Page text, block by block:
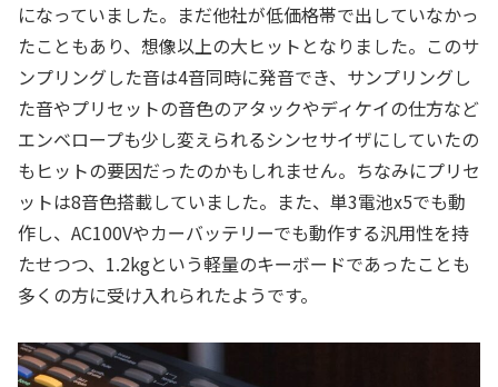
になっていました。まだ他社が低価格帯で出していなかっ
たこともあり、想像以上の大ヒットとなりました。このサ
ンプリングした音は4音同時に発音でき、サンプリングし
た音やプリセットの音色のアタックやディケイの仕方など
エンベロープも少し変えられるシンセサイザにしていたの
もヒットの要因だったのかもしれません。ちなみにプリセ
ットは8音色搭載していました。また、単3電池x5でも動
作し、AC100Vやカーバッテリーでも動作する汎用性を持
たせつつ、1.2kgという軽量のキーボードであったことも
多くの方に受け入れられたようです。